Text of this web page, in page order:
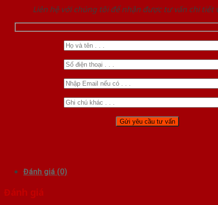
Liên hệ với chúng tôi để nhận được tư vấn chi tiết
Đánh giá (0)
Đánh giá